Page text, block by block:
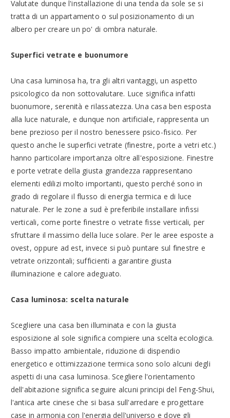
Valutate dunque l'installazione di una tenda da sole se si
tratta di un appartamento o sul posizionamento di un
albero per creare un po' di ombra naturale.
Superfici vetrate e buonumore
Una casa luminosa ha, tra gli altri vantaggi, un aspetto
psicologico da non sottovalutare. Luce significa infatti
buonumore, serenità e rilassatezza. Una casa ben esposta
alla luce naturale, e dunque non artificiale, rappresenta un
bene prezioso per il nostro benessere psico-fisico. Per
questo anche le superfici vetrate (finestre, porte a vetri etc.)
hanno particolare importanza oltre all'esposizione. Finestre
e porte vetrate della giusta grandezza rappresentano
elementi edilizi molto importanti, questo perché sono in
grado di regolare il flusso di energia termica e di luce
naturale. Per le zone a sud è preferibile installare infissi
verticali, come porte finestre o vetrate fisse verticali, per
sfruttare il massimo della luce solare. Per le aree esposte a
ovest, oppure ad est, invece si può puntare sul finestre e
vetrate orizzontali; sufficienti a garantire giusta
illuminazione e calore adeguato.
Casa luminosa: scelta naturale
Scegliere una casa ben illuminata e con la giusta
esposizione al sole significa compiere una scelta ecologica.
Basso impatto ambientale, riduzione di dispendio
energetico e ottimizzazione termica sono solo alcuni degli
aspetti di una casa luminosa. Scegliere l'orientamento
dell'abitazione significa seguire alcuni principi del Feng-Shui,
l'antica arte cinese che si basa sull'arredare e progettare
case in armonia con l'energia dell'universo e dove gli